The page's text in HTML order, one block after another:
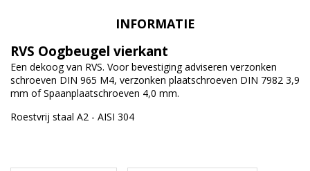
INFORMATIE
RVS Oogbeugel vierkant
Een dekoog van RVS. Voor bevestiging adviseren verzonken
schroeven DIN 965 M4, verzonken plaatschroeven DIN 7982 3,9
mm of Spaanplaatschroeven 4,0 mm.
Roestvrij staal A2 - AISI 304